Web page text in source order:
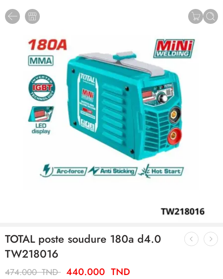
TOTAL poste soudure 180a d4.0
TW218016
474.000TND 440.000 TND